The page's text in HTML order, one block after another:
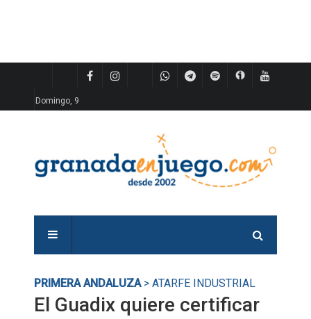
Domingo, 9
PRIMERA ANDALUZA> ATARFE INDUSTRIAL
El Guadix quiere certificar